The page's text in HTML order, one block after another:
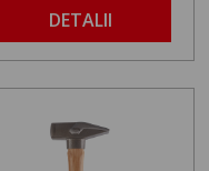
DETALII